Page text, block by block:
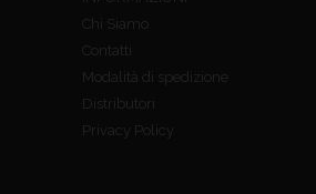
Chi Siamo
Contatti
Modalità di spedizione
Distributori
Privacy Policy